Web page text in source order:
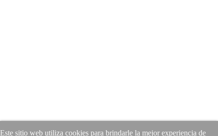
Este sitio web utiliza cookies para brindarle la mejor experiencia de